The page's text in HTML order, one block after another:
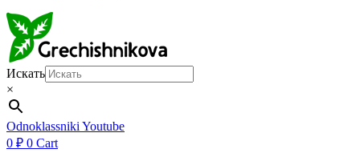
Искать
×
Odnoklassniki Youtube
0 ₽ 0 Cart